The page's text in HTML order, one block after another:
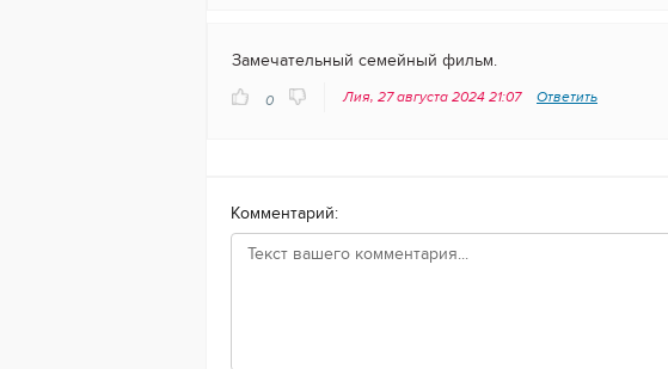
Замечательный семейный фильм.
0 Лия, 27 августа 2024 21:07 Ответить
Комментарий: